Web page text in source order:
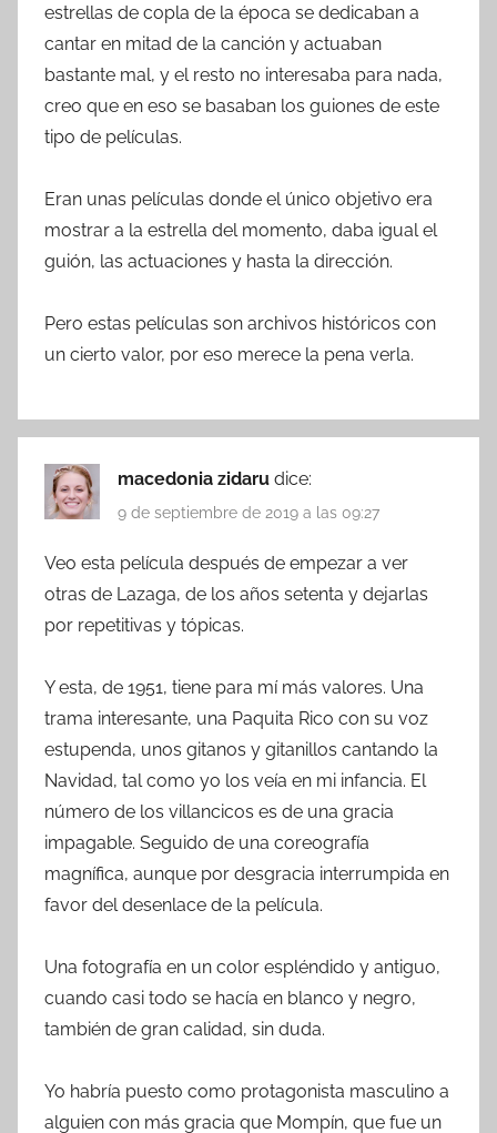
estrellas de copla de la época se dedicaban a
cantar en mitad de la canción y actuaban
bastante mal, y el resto no interesaba para nada,
creo que en eso se basaban los guiones de este
tipo de películas.
Eran unas películas donde el único objetivo era
mostrar a la estrella del momento, daba igual el
guión, las actuaciones y hasta la dirección.
Pero estas películas son archivos históricos con
un cierto valor, por eso merece la pena verla.
macedonia zidaru dice:
9 de septiembre de 2019 a las 09:27
Veo esta película después de empezar a ver
otras de Lazaga, de los años setenta y dejarlas
por repetitivas y tópicas.
Y esta, de 1951, tiene para mí más valores. Una
trama interesante, una Paquita Rico con su voz
estupenda, unos gitanos y gitanillos cantando la
Navidad, tal como yo los veía en mi infancia. El
número de los villancicos es de una gracia
impagable. Seguido de una coreografía
magnífica, aunque por desgracia interrumpida en
favor del desenlace de la película.
Una fotografía en un color espléndido y antiguo,
cuando casi todo se hacía en blanco y negro,
también de gran calidad, sin duda.
Yo habría puesto como protagonista masculino a
alguien con más gracia que Mompín, que fue un